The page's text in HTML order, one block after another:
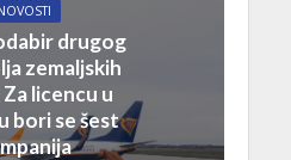
drugog
zemaljskih
licencu u
bori se šest